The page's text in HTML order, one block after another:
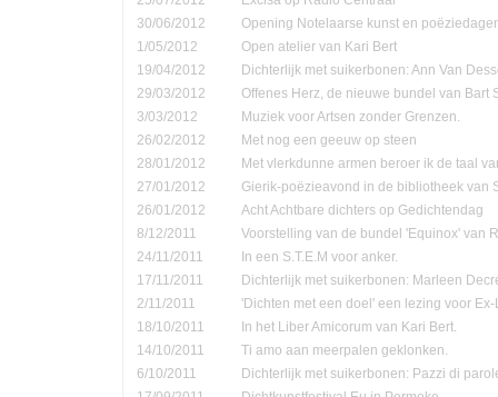
30/06/2012
Opening Notelaarse kunst en
1/05/2012
Open atelier van Kari Bert
19/04/2012
Dichterlijk met suikerbonen: Ann Van
29/03/2012
Offenes Herz, de nieuwe bundel van Bart
3/03/2012
Muziek voor Artsen zonder Grenzen.
26/02/2012
Met nog een geeuw op steen
28/01/2012
Met vlerkdunne armen beroer ik de taal
27/01/2012
Gierik-poëzieavond in de bibliotheek van
26/01/2012
Acht Achtbare dichters op Gedichtendag
8/12/2011
Voorstelling van de bundel 'Equinox' van
24/11/2011
In een S.T.E.M voor anker.
17/11/2011
Dichterlijk met suikerbonen: Marleen
2/11/2011
'Dichten met een doel' een lezing voor
18/10/2011
In het Liber Amicorum van Kari Bert.
14/10/2011
Ti amo aan meerpalen geklonken.
6/10/2011
Dichterlijk met suikerbonen: Pazzi di